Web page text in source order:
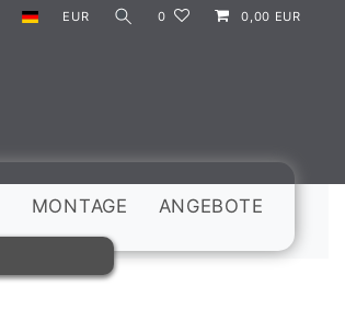
EUR 0 0,00 EUR
MONTAGE ANGEBOTE